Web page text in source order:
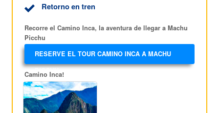
Retorno en tren
Recorre el Camino Inca, la aventura de llegar a Machu
Picchu
RESERVE EL TOUR CAMINO INCA A MACHU
PICCHU
Camino Inca!